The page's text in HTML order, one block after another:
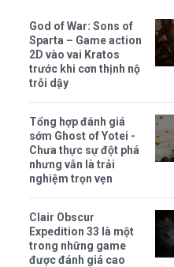
God of War: Sons of
Sparta – Game action
2D vào vai Kratos
trước khi cơn thịnh nộ
trỗi dậy
Tổng hợp đánh giá
sớm Ghost of Yotei -
Chưa thực sự đột phá
nhưng vẫn là trải
nghiệm trọn vẹn
Clair Obscur
Expedition 33 là một
trong những game
được đánh giá cao